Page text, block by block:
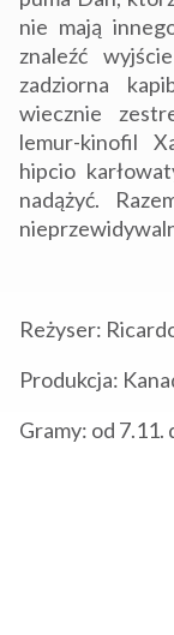
nie mają
znaleźć
zadziorna
wiecznie
lemur-kinofil
hipcio
nadążyć.
Reżyser:
Produkcja:
Gramy: od 7.11.